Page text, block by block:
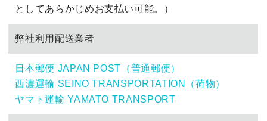
としてあらかじめお支払い可能。）
弊社利用配送業者
日本郵便 JAPAN POST（普通郵便）
西濃運輸 SEINO TRANSPORTATION（荷物）
ヤマト運輸 YAMATO TRANSPORT